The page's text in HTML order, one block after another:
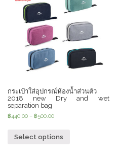
กระเป๋าใส่อุปกรณ์ห้องน้ำส่วนตัว
2018 new Dry and wet
separation bag
฿440.00 – ฿500.00
Select options